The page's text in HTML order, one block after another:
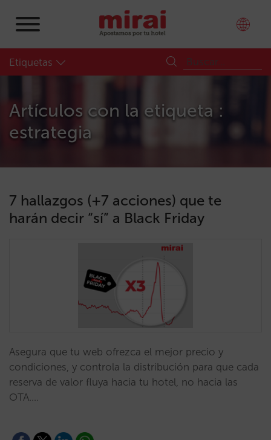
Etiquetas
Artículos con la etiqueta :
estrategia
7 hallazgos (+7 acciones) que te
harán decir “sí” a Black Friday
Asegura que tu web ofrezca el mejor precio y
condiciones, y controla la distribución para que cada
reserva de valor fluya hacia tu hotel, no hacia las
OTA.…